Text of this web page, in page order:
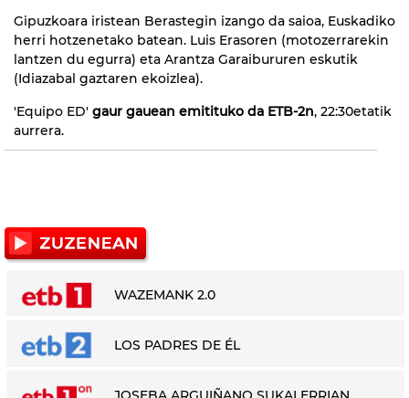
Gipuzkoara iristean Berastegin izango da saioa, Euskadiko
herri hotzenetako batean. Luis Erasoren (motozerrarekin
lantzen du egurra) eta Arantza Garaibururen eskutik
(Idiazabal gaztaren ekoizlea).
'Equipo ED' gaur gauean emitituko da ETB-2n, 22:30etatik
aurrera.
WAZEMANK 2.0
LOS PADRES DE ÉL